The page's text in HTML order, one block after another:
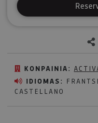
KONPAINIA:
IDIOMAS:
CASTELLANO